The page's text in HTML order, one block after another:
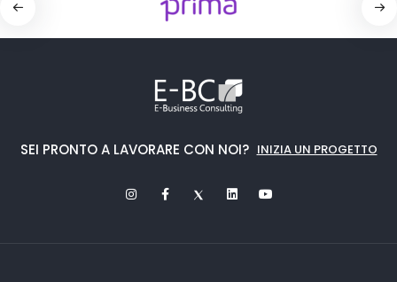
SEI PRONTO A LAVORARE CON NOI? INIZIA UN PROGETTO